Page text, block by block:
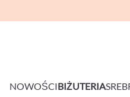
NOWOŚCIBIŻUTERIA